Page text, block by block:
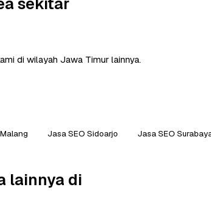
di wilayah Jawa Timur lainnya.
Jasa SEO Sidoarjo Jasa SEO
lainnya di